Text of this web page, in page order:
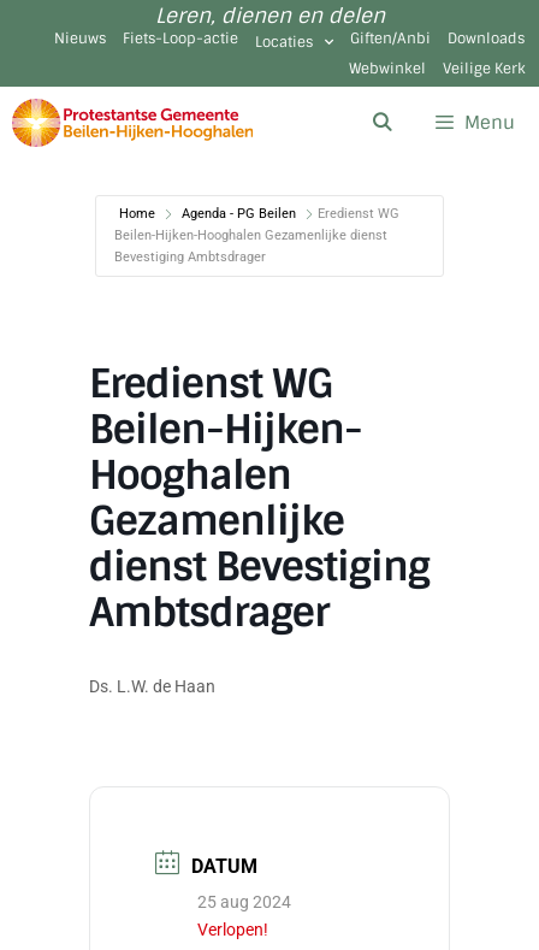
Leren, dienen en delen
Nieuws Fiets-Loop-actie Locaties Giften/Anbi
Downloads
Webwinkel
Veilige Kerk
Menu
Home Agenda - PG Beilen
Eredienst WG
Beilen-Hijken-Hooghalen Gezamenlijke dienst
Bevestiging Ambtsdrager
Eredienst WG
Beilen-Hijken-
Hooghalen
Gezamenlijke
dienst Bevestiging
Ambtsdrager
Ds. L.W. de Haan
DATUM
25 aug 2024
Verlopen!